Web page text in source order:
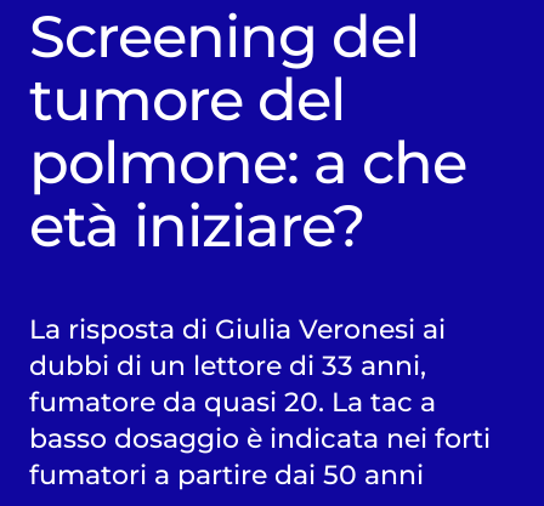
Screening del
tumore del
polmone: a che
età iniziare?
La risposta di Giulia Veronesi ai
dubbi di un lettore di 33 anni,
fumatore da quasi 20. La tac a
basso dosaggio è indicata nei forti
fumatori a partire dai 50 anni